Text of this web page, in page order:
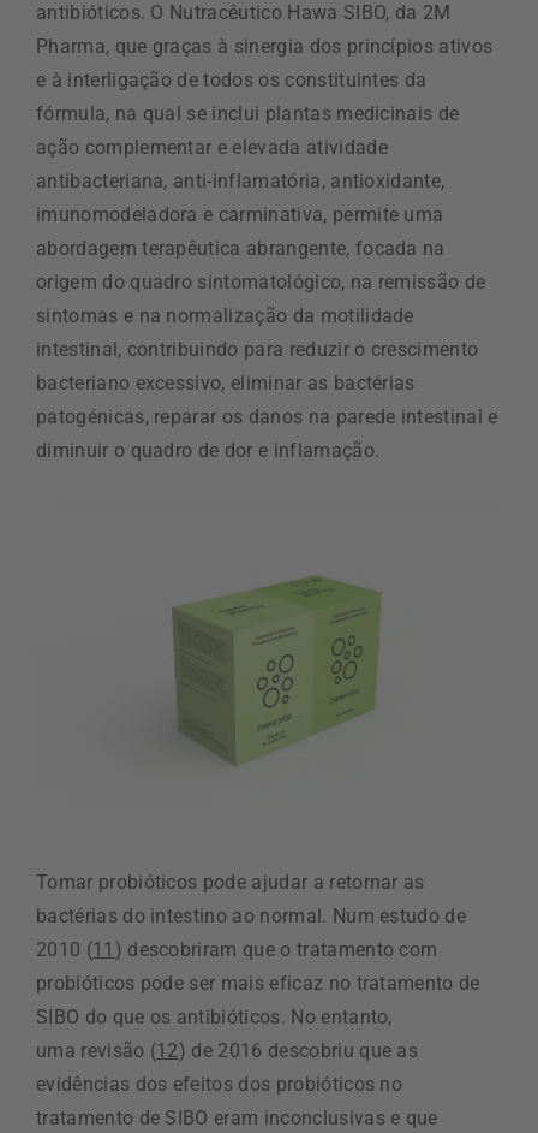
antibióticos. O Nutracêutico Hawa SIBO, da 2M
Pharma, que graças à sinergia dos princípios ativos
e à interligação de todos os constituintes da
fórmula, na qual se inclui plantas medicinais de
ação complementar e elevada atividade
antibacteriana, anti-inflamatória, antioxidante,
imunomodeladora e carminativa, permite uma
abordagem terapêutica abrangente, focada na
origem do quadro sintomatológico, na remissão de
sintomas e na normalização da motilidade
intestinal, contribuindo para reduzir o crescimento
bacteriano excessivo, eliminar as bactérias
patogénicas, reparar os danos na parede intestinal e
diminuir o quadro de dor e inflamação.
Tomar probióticos pode ajudar a retornar as
bactérias do intestino ao normal. Num estudo de
2010 (11 ) descobriram que o tratamento com
probióticos pode ser mais eficaz no tratamento de
SIBO do que os antibióticos. No entanto,
uma revisão (12) de 2016 descobriu que as
evidências dos efeitos dos probióticos no
tratamento de SIBO eram inconclusivas e que